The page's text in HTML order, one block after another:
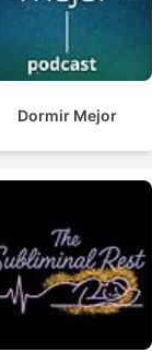
Dormir Mejor